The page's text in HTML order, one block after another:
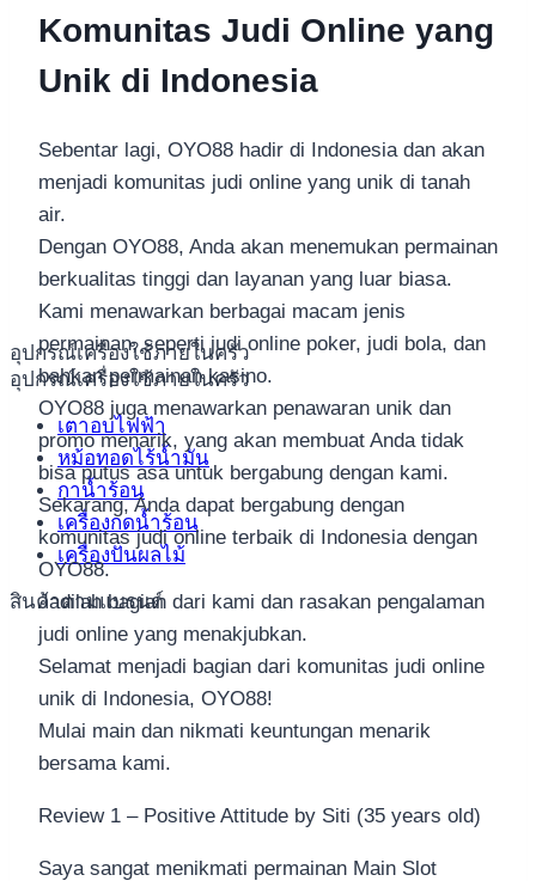
อุปกรณ์เครื่องใช้ภายในครัว
อุปกรณ์เครื่องใช้ภายในครัว
เตาอบไฟฟ้า
หม้อทอดไร้น้ำมัน
กาน้ำร้อน
เครื่องกดน้ำร้อน
เครื่องปั่นผลไม้
สินค้าตามแบรนด์
Komunitas Judi Online yang
Unik di Indonesia
Sebentar lagi, OYO88 hadir di Indonesia dan akan
menjadi komunitas judi online yang unik di tanah
air.
Dengan OYO88, Anda akan menemukan permainan
berkualitas tinggi dan layanan yang luar biasa.
Kami menawarkan berbagai macam jenis
permainan, seperti judi online poker, judi bola, dan
bahkan permainan kasino.
OYO88 juga menawarkan penawaran unik dan
promo menarik, yang akan membuat Anda tidak
bisa putus asa untuk bergabung dengan kami.
Sekarang, Anda dapat bergabung dengan
komunitas judi online terbaik di Indonesia dengan
OYO88.
Jadilah bagian dari kami dan rasakan pengalaman
judi online yang menakjubkan.
Selamat menjadi bagian dari komunitas judi online
unik di Indonesia, OYO88!
Mulai main dan nikmati keuntungan menarik
bersama kami.
Review 1 – Positive Attitude by Siti (35 years old)
Saya sangat menikmati permainan Main Slot